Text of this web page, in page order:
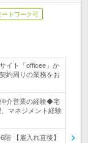
ートワーク可
イト「officee」か
約周りの業務をお
介営業の経験◆宅
マネジメント経験
【雇入れ直後】